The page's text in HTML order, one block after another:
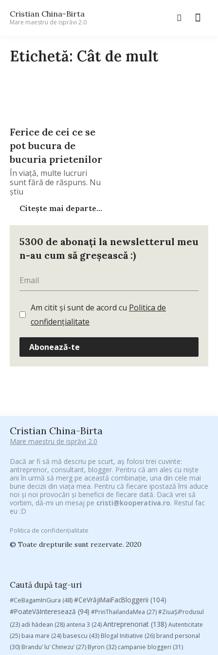
Cristian China-Birta
Mare maestru de isprăvi 2.0
Etichetă: Cât de mult
Ferice de cei ce se
pot bucura de
bucuria prietenilor
În viaţă, multe lucruri
sunt fără de răspuns. Nu
ştiu
Citește mai departe...
5300 de abonați la newsletterul meu
n-au cum să greșească :)
Am citit și sunt de acord cu Politica de
confidențialitate
Abonează-te
Cristian China-Birta
Mare maestru de isprăvi 2.0
Dacă ar fi să mă descriu pe scurt, aș folosi trei cuvinte:
antreprenor, consultant, blogger. Pentru că am ales cu niște
ani în urmă să merg pe această combinație, una din cele mai
bune decizii din viața mea. Pentru că fiecare ipostază îmi aduce
noi și noi provocări și beneficii de fiecare dată. Dacă vrei să
vorbim, dă-mi un mesaj pe cristi@kooperativa.ro. Restul fac
eu :D
Politica de confidențialitate
© Toate drepturile sunt rezervate. 2020
Caută după tag-uri
#CeBagamInGura (48)#CeVrăjiMaiFacBloggerii (104)
#PoateVăInteresează (94) #PrinThailandaMea (27)#ZiuaȘiProdusul
(23) adi hădean (28) antena 3 (24)Antreprenoriat (138) Autenticitate
(25) baia mare (24) basescu (43) Blogal Initiative (26) brand personal
(30) Brandu’ lu’ Chinezu’ (27) Byron (32) campanie bloggeri (31)